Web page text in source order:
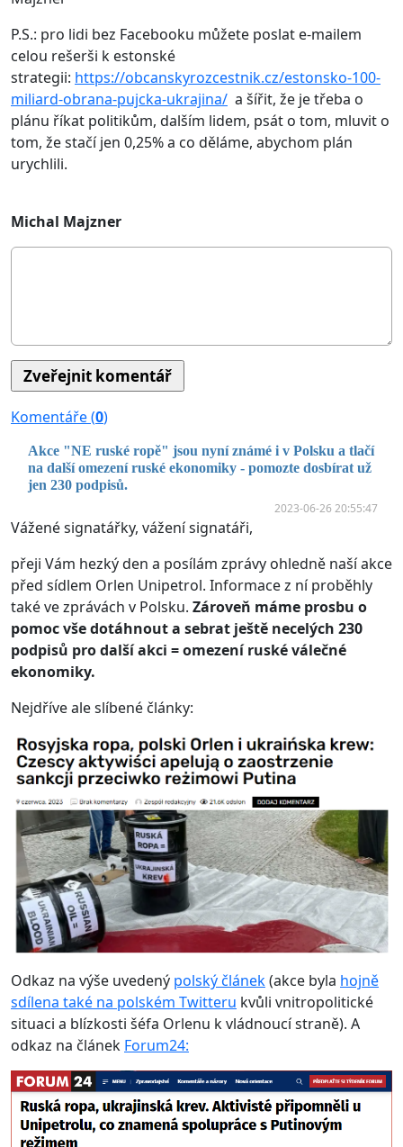
P.S.: pro lidi bez Facebooku můžete poslat e-mailem
celou rešerši k estonské
strategii: https://obcanskyrozcestnik.cz/estonsko-100-
miliard-obrana-pujcka-ukrajina/ a šířit, že je třeba o
plánu říkat politikům, dalším lidem, psát o tom, mluvit o
tom, že stačí jen 0,25% a co děláme, abychom plán
urychlili.
Michal Majzner
Komentáře (0)
Akce "NE ruské ropě" jsou nyní známé i v Polsku a tlačí
na další omezení ruské ekonomiky - pomozte dosbírat už
jen 230 podpisů.
2023-06-26 20:55:47
Vážené signatářky, vážení signatáři,
přeji Vám hezký den a posílám zprávy ohledně naší akce
před sídlem Orlen Unipetrol. Informace z ní proběhly
také ve zprávách v Polsku. Zároveň máme prosbu o
pomoc vše dotáhnout a sebrat ještě necelých 230
podpisů pro další akci = omezení ruské válečné
ekonomiky.
Nejdříve ale slíbené články:
Odkaz na výše uvedený polský článek(akce byla hojně
sdílena také na polském Twitteru kvůli vnitropolitické
situaci a blízkosti šéfa Orlenu k vládnoucí straně). A
odkaz na článek Forum24: